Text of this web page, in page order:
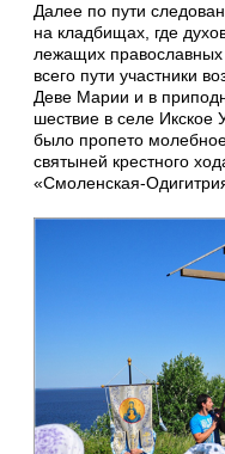
Далее по пути
на кладбищах, где
лежащих
всего пути участники
Деве Марии и в
шествие в селе Икское
было пропето
святыней крестного
«Смоленская-